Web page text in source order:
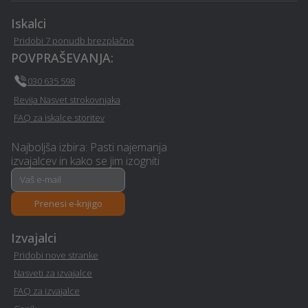
Pravno svetovanje in
storitve ob ločitvi -
Zagorje-ob-savi
Rušitvena dela - Zagorje-
ob-savi
Nagrobni spomenik -
Zagorje-ob-savi
Zagorje-ob-savi
Mizarstvo - Zagorje-ob-
savi
Iskalci
Pridobi 7 ponudb brezplačno
POVPRAŠEVANJA:
030 635 598
Revija Nasvet strokovnjaka
FAQ za iskalce storitev
Najboljša izbira: Pasti najemanja
izvajalcev in kako se jim izogniti
Prenesi e-knjigo
Izvajalci
Pridobi nove stranke
Nasveti za izvajalce
FAQ za izvajalce